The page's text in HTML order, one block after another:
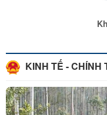
KINH TẾ - CHÍNH